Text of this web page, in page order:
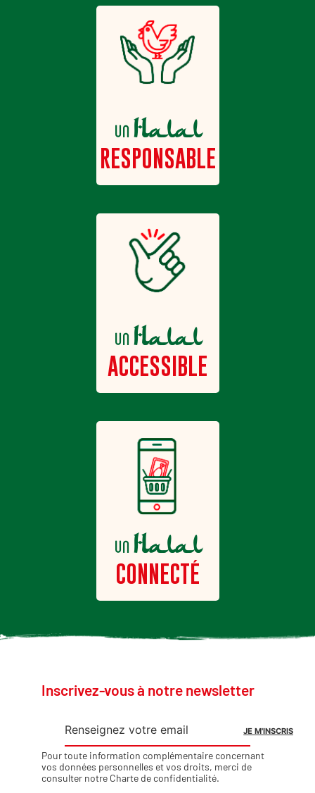
unHalal
RESPONSABLE
unHalal
ACCESSIBLE
unHalal
CONNECTÉ
Inscrivez-vous à notre newsletter
Pour toute information complémentaire concernant
vos données personnelles et vos droits, merci de
consulter notre Charte de confidentialité.